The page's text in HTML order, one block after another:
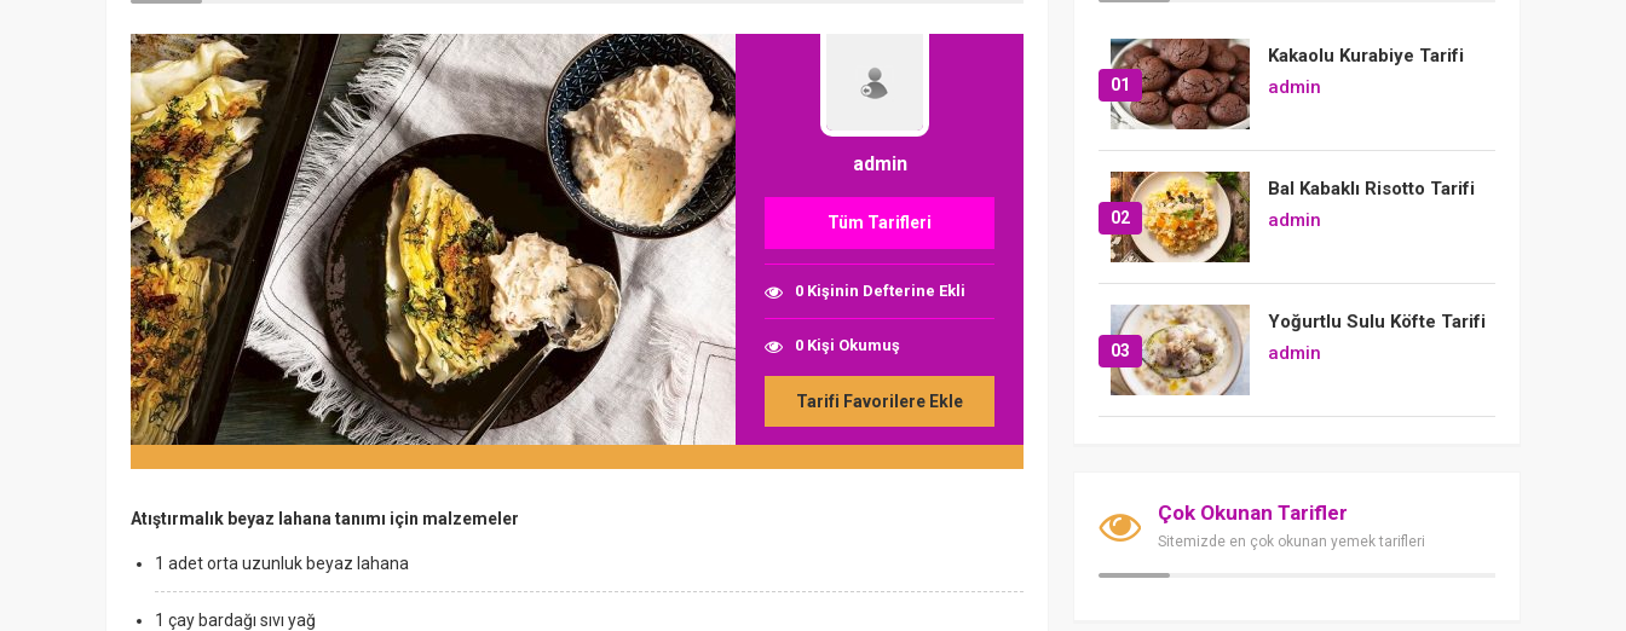
admin
Tüm Tarifleri
0 Kişinin Defterine Ekli
0 Kişi Okumuş
Tarifi Favorilere Ekle
Atıştırmalık beyaz lahana tanımı için malzemeler
1 adet orta uzunluk beyaz lahana
1 çay bardağı sıvı yağ
01
Kakaolu Kurabiye Tarifi
admin
02
Bal Kabaklı Risotto Tarifi
admin
03
Yoğurtlu Sulu Köfte Tarifi
admin
Çok Okunan Tarifler
Sitemizde en çok okunan yemek tarifleri